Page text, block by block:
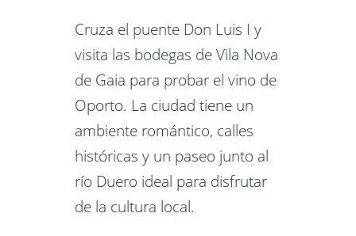
Cruza el puente Don Luis I y
visita las bodegas de Vila Nova
de Gaia para probar el vino de
Oporto. La ciudad tiene un
ambiente romántico, calles
históricas y un paseo junto al
río Duero ideal para disfrutar
de la cultura local.